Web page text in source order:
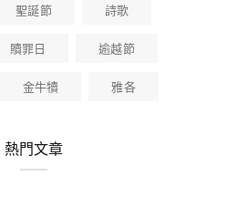
聖誕節
詩歌
贖罪日
逾越節
金牛犢 雅各
熱門文章